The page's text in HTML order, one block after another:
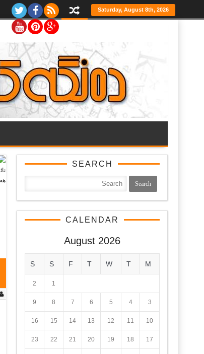
Saturday, August 8th, 2026
SEARCH
CALENDAR
August 2026
M
T
W
T
F
S
S
1
2
3
4
5
6
7
8
9
10
11
12
13
14
15
16
17
18
19
20
21
22
23